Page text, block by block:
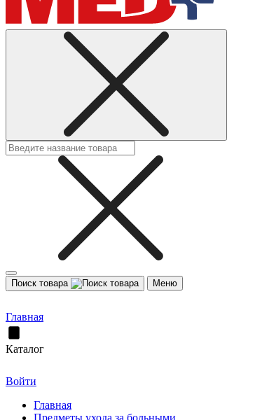
Поиск товара Меню
Главная
Каталог
Войти
Главная
Предметы ухода за больными